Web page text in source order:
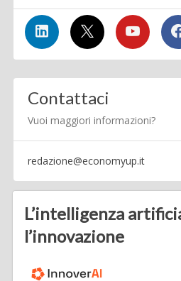
Contattaci
Vuoi maggiori informazioni?
redazione@economyup.it
L’intelligenza
l’innovazione